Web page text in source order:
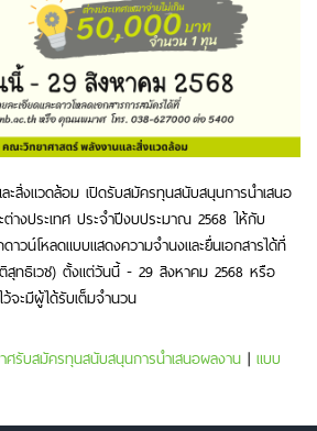
สิ่งแวดล้อม เปิดรับสมัครทุนสนับสนุนการนำเสนอ
ต่างประเทศ ประจำปีงบประมาณ 2568 ให้กับ
วน์โหลดแบบแสดงความจำนงและยื่นเอกสารได้ที่
ธิเวช) ตั้งแต่วันนี้ - 29 สิงหาคม 2568 หรือ
จะมีผู้ได้รับเต็มจำนวน
ศรับสมัครทุนสนับสนุนการนำเสนอผลงาน | แบบ